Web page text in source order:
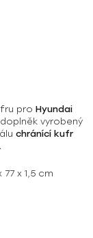
pro Hyundai
vyrobený
chránící kufr
77 x 1,5 cm